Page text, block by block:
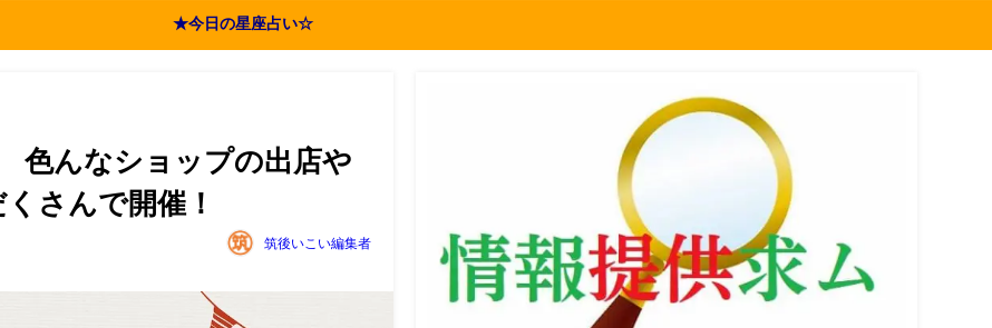
★今日の星座占い☆
色んなショップの出店や
さんで開催！
筑後いこい編集者